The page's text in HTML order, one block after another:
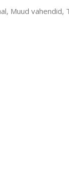
, Muud vahendid,